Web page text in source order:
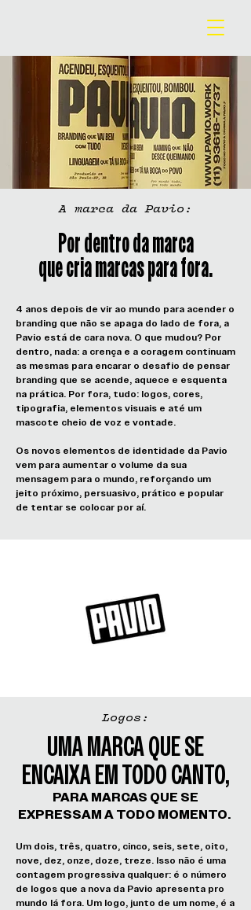
A marca da Pavio:
Por dentro da marca
que cria marcas para fora.
4 anos depois de vir ao mundo para acender o
branding que não se apaga do lado de fora, a
Pavio está de cara nova. O que mudou? Por
dentro, nada: a crença e a coragem continuam
as mesmas para encarar o desafio de pensar
branding que se acende, aquece e esquenta
na prática. Por fora, tudo: logos, cores,
tipografia, elementos visuais e até um
mascote cheio de voz e vontade.
Os novos elementos de identidade da Pavio
vem para aumentar o volume da sua
mensagem para o mundo, reforçando um
jeito próximo, persuasivo, prático e popular
de tentar se colocar por aí.
Logos:
UMA MARCA QUE SE
ENCAIXA EM TODO CANTO,
PARA MARCAS QUE SE
EXPRESSAM A TODO MOMENTO.
Um dois, três, quatro, cinco, seis, sete, oito,
nove, dez, onze, doze, treze. Isso não é uma
contagem progressiva qualquer: é o número
de logos que a nova da Pavio apresenta pro
mundo lá fora. Um logo, junto de um nome, é a